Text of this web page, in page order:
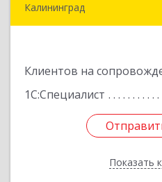
Калининград
Клиентов на
1С:Специалист
Показать